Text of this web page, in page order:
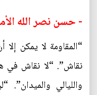
- حسن نصر الله
“المقاومة لا يمكن
نقاش”. “لا نقاش في
والليالي